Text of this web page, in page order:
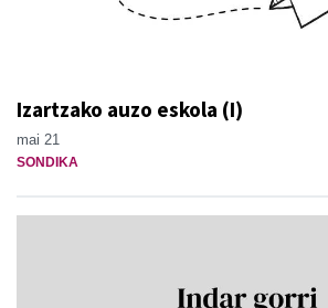
Izartzako auzo eskola (I)
mai 21
SONDIKA